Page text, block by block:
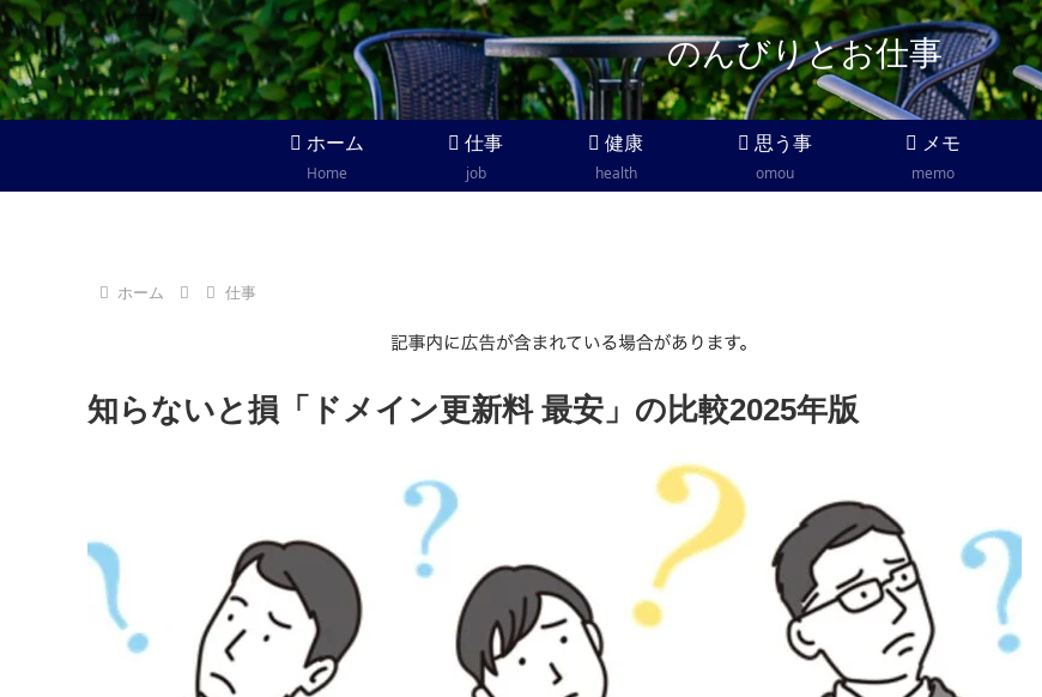
のんびりとお仕事
ホーム
Home
仕事
job
健康
health
思う事
omou
メモ
memo
ホーム 仕事
知らないと損「ドメイン更新料 最安」の比較2025年版